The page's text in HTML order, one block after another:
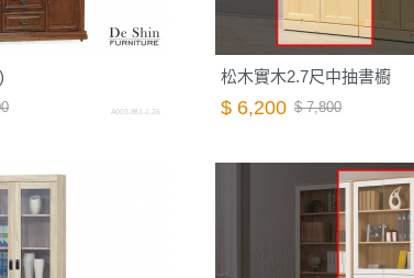
A003.881-1.26
松木實木2.7尺中抽書櫥
$ 6,200 $ 7,800